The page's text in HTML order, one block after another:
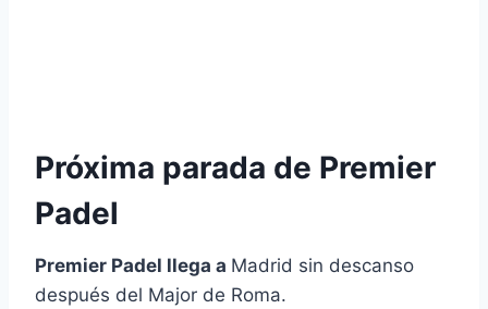
Próxima parada de Premier
Padel
Premier Padel llega a Madrid sin descanso
después del Major de Roma.